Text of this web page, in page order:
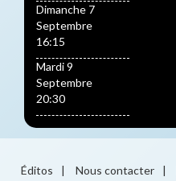
Dimanche 7
Septembre
16:15
Mardi 9
Septembre
20:30
Éditos | Nous contacter |